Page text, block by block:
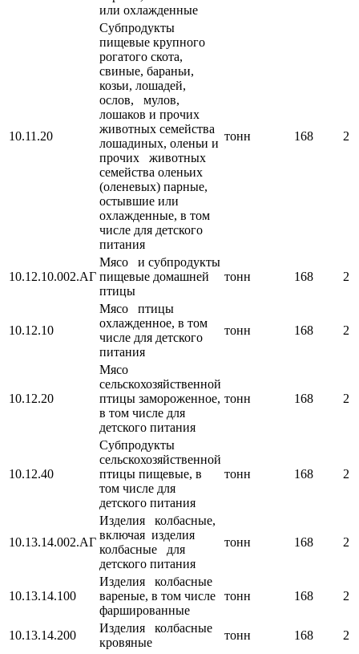
или охлажденные
10.11.20
Субпродукты
пищевые крупного
рогатого скота,
свиные, бараньи,
козьи, лошадей,
ослов, мулов,
лошаков и прочих
животных семейства
лошадиных, оленьи и
прочих животных
семейства оленьих
(оленевых) парные,
остывшие или
охлажденные, в том
числе для детского
питания
тонн 168 2
10.12.10.002.АГ
Мясо и субпродукты
пищевые домашней
птицы
тонн 168 2
10.12.10
Мясо птицы
охлажденное, в том
числе для детского
питания
тонн 168 2
10.12.20
Мясо
сельскохозяйственной
птицы замороженное,
в том числе для
детского питания
тонн 168 2
10.12.40
Субпродукты
сельскохозяйственной
птицы пищевые, в
том числе для
детского питания
тонн 168 2
10.13.14.002.АГ
Изделия колбасные,
включая изделия
колбасные для
детского питания
тонн 168 2
10.13.14.100
Изделия колбасные
вареные, в том числе
фаршированные
тонн 168 2
10.13.14.200
Изделия колбасные
кровяные
тонн 168 2